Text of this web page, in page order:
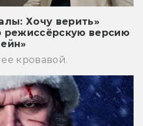
Хочу верить»
версию
кровавой.